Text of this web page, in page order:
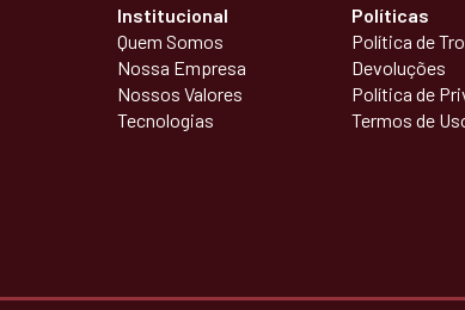
Institucional
Quem Somos
Nossa Empresa
Nossos Valores
Tecnologias
Políticas
Política de
Devoluções
Política de
Termos de